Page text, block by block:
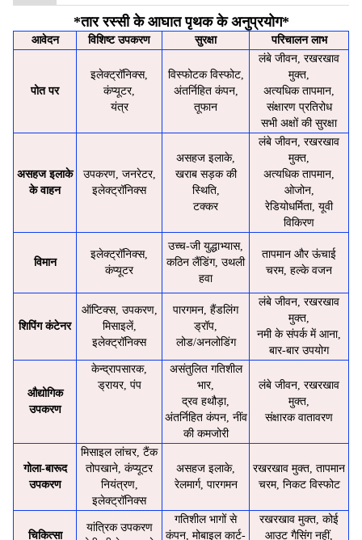
*तार रस्सी के आघात पृथक के अनुप्रयोग*
आवेदन विशिष्ट उपकरण सुरक्षा परिचालन लाभ
पोत पर
इलेक्ट्रॉनिक्स,
कंप्यूटर,
यंत्र
विस्फोटक विस्फोट,
अंतर्निहित कंपन,
तूफान
लंबे जीवन, रखरखाव
मुक्त,
अत्यधिक तापमान,
संक्षारण प्रतिरोध
सभी अक्षों की सुरक्षा
असहज इलाके
के वाहन
उपकरण, जनरेटर,
इलेक्ट्रॉनिक्स
असहज इलाके,
खराब सड़क की
स्थिति,
टक्कर
लंबे जीवन, रखरखाव
मुक्त,
अत्यधिक तापमान,
ओजोन,
रेडियोधर्मिता, यूवी
विकिरण
विमान
इलेक्ट्रॉनिक्स,
कंप्यूटर
उच्च-जी युद्धाभ्यास,
कठिन लैंडिंग, उथली
हवा
तापमान और ऊंचाई
चरम, हल्के वजन
शिपिंग कंटेनर
ऑप्टिक्स, उपकरण,
मिसाइलें,
इलेक्ट्रॉनिक्स
पारगमन, हैंडलिंग
ड्रॉप,
लोड/अनलोडिंग
लंबे जीवन, रखरखाव
मुक्त,
नमी के संपर्क में आना,
बार-बार उपयोग
औद्योगिक
उपकरण
केन्द्रापसारक,
ड्रायर, पंप
असंतुलित गतिशील
भार,
द्रव हथौड़ा,
अंतर्निहित कंपन, नींव
की कमजोरी
लंबे जीवन, रखरखाव
मुक्त,
संक्षारक वातावरण
गोला-बारूद
उपकरण
मिसाइल लांचर, टैंक
तोपखाने, कंप्यूटर
नियंत्रण,
इलेक्ट्रॉनिक्स
असहज इलाके,
रेलमार्ग, पारगमन
रखरखाव मुक्त, तापमान
चरम, निकट विस्फोट
चिकित्सा
यांत्रिक उपकरण
गतिशील भागों से
कंपन, मोबाइल कार्ट-
रखरखाव मुक्त, कोई
आउट गैसिंग नहीं,